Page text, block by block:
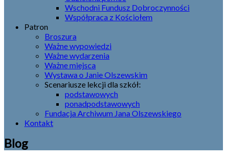
Wschodni Fundusz Dobroczynności
Współpraca z Kościołem
Patron
Broszura
Ważne wypowiedzi
Ważne wydarzenia
Ważne miejsca
Wystawa o Janie Olszewskim
Scenariusze lekcji dla szkół:
podstawowych
ponadpodstawowych
Fundacja Archiwum Jana Olszewskiego
Kontakt
Blog